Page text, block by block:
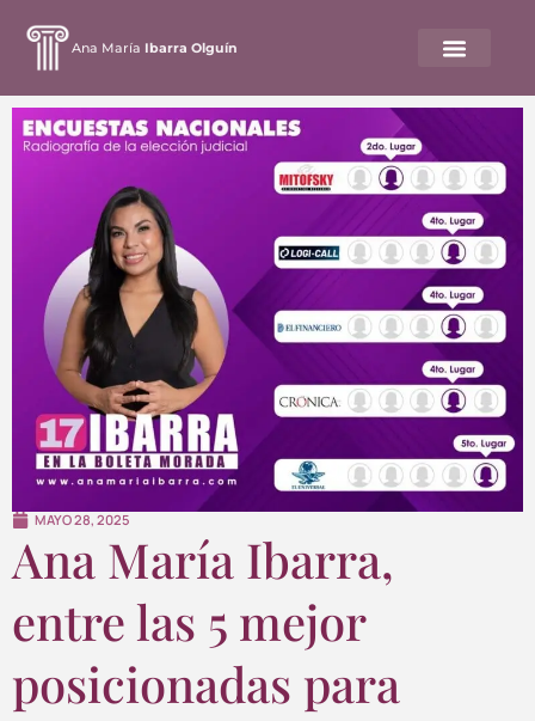
Ana María Ibarra Olguín
MAYO 28, 2025
Ana María Ibarra,
entre las 5 mejor
posicionadas para